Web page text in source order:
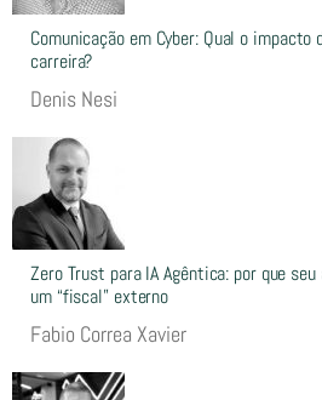
Comunicação em Cyber: Qual o
carreira?
Denis Nesi
Zero Trust para IA Agêntica: por que
um “fiscal” externo
Fabio Correa Xavier